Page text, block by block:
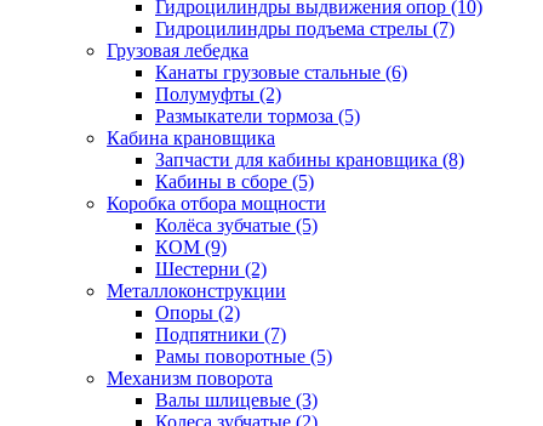
Гидроцилиндры выдвижения опор (10)
Гидроцилиндры подъема стрелы (7)
Грузовая лебедка
Канаты грузовые стальные (6)
Полумуфты (2)
Размыкатели тормоза (5)
Кабина крановщика
Запчасти для кабины крановщика (8)
Кабины в сборе (5)
Коробка отбора мощности
Колёса зубчатые (5)
КОМ (9)
Шестерни (2)
Металлоконструкции
Опоры (2)
Подпятники (7)
Рамы поворотные (5)
Механизм поворота
Валы шлицевые (3)
Колеса зубчатые (2)